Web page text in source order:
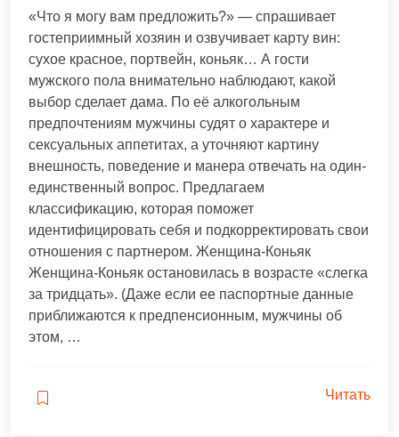
«Что я могу вам предложить?» — спрашивает
гостеприимный хозяин и озвучивает карту вин:
сухое красное, портвейн, коньяк… А гости
мужского пола внимательно наблюдают, какой
выбор сделает дама. По её алкогольным
предпочтениям мужчины судят о характере и
сексуальных аппетитах, а уточняют картину
внешность, поведение и манера отвечать на один-
единственный вопрос. Предлагаем
классификацию, которая поможет
идентифицировать себя и подкорректировать свои
отношения с партнером. Женщина-Коньяк
Женщина-Коньяк остановилась в возрасте «слегка
за тридцать». (Даже если ее паспортные данные
приближаются к предпенсионным, мужчины об
этом, …
Читать